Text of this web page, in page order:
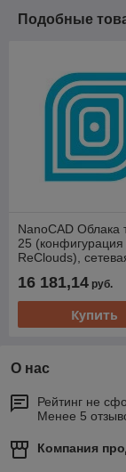
Подобные
NanoCAD Облака
25 (конфигурация
ReClouds),
16 181,14 руб.
Купить
О нас
Рейтинг не
Менее 5
Компания